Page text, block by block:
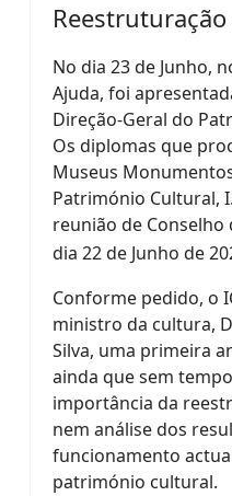
Reestruturação
No dia 23 de Junho,
Ajuda, foi
Direção-Geral do
Os diplomas que
Museus
Património Cultural,
reunião de
dia 22 de Junho de
Conforme pedido, o
ministro da cultura,
Silva, uma primeira
ainda que sem
importância da
nem análise dos
funcionamento
património cultural.